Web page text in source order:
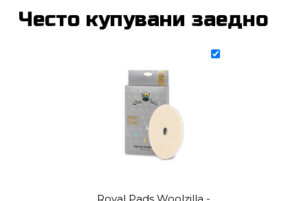
Често купувани заедно